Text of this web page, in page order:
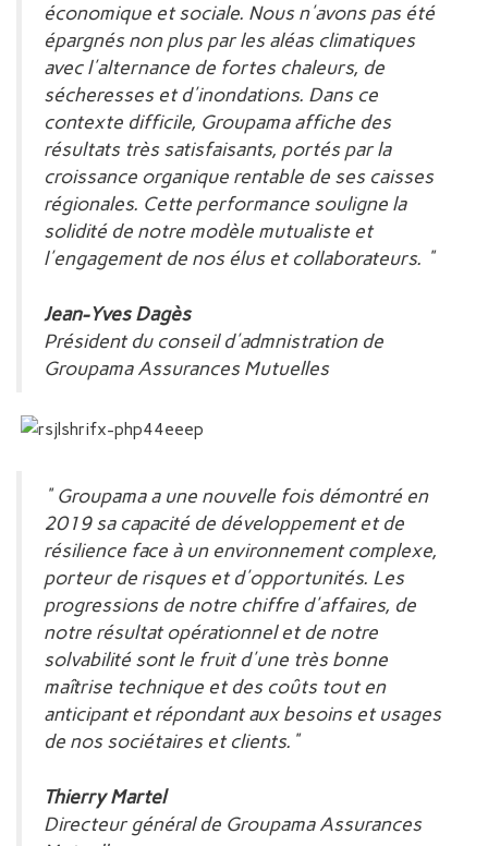
économique et sociale. Nous n'avons pas été
épargnés non plus par les aléas climatiques
avec l'alternance de fortes chaleurs, de
sécheresses et d'inondations. Dans ce
contexte difficile, Groupama affiche des
résultats très satisfaisants, portés par la
croissance organique rentable de ses caisses
régionales. Cette performance souligne la
solidité de notre modèle mutualiste et
l'engagement de nos élus et collaborateurs. "
Jean-Yves Dagès
Président du conseil d'admnistration de
Groupama Assurances Mutuelles
" Groupama a une nouvelle fois démontré en
2019 sa capacité de développement et de
résilience face à un environnement complexe,
porteur de risques et d'opportunités. Les
progressions de notre chiffre d'affaires, de
notre résultat opérationnel et de notre
solvabilité sont le fruit d'une très bonne
maîtrise technique et des coûts tout en
anticipant et répondant aux besoins et usages
de nos sociétaires et clients."
Thierry Martel
Directeur général de Groupama Assurances